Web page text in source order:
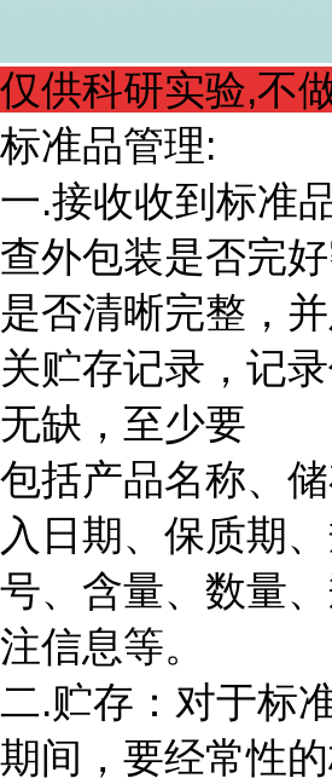
仅供科研实验,不
标准品管理:
一.接收收到标准
查外包装是否完
是否清晰完整，
关贮存记录，记
无缺，至少要
包括产品名称、
入日期、保质期
号、含量、数量
注信息等。
二.贮存：对于标
期间，要经常性